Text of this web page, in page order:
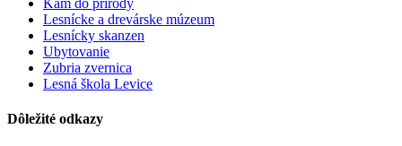
Lesnícke a drevárske múzeum
Lesnícky skanzen
Ubytovanie
Zubria zvernica
Lesná škola Levice
Dôležité odkazy